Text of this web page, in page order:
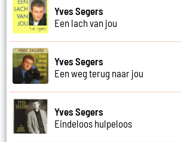
Yves Segers
Een lach van jou
Yves Segers
Een weg terug naar jou
Yves Segers
Eindeloos hulpeloos